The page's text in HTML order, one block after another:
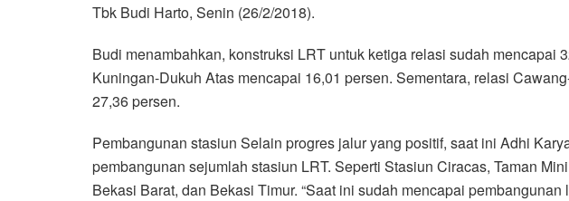
Tbk Budi Harto, Senin (26/2/2018).
Budi menambahkan, konstruksi LRT untuk ketiga relasi sudah mencapai
Kuningan-Dukuh Atas mencapai 16,01 persen. Sementara, relasi
27,36 persen.
Pembangunan stasiun Selain progres jalur yang positif, saat ini Adhi
pembangunan sejumlah stasiun LRT. Seperti Stasiun Ciracas, Taman
Bekasi Barat, dan Bekasi Timur. “Saat ini sudah mencapai pembangunan